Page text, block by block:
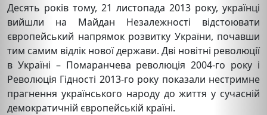
Десять років тому, 21 листопада 2013 року, українці
вийшли на Майдан Незалежності відстоювати
європейський напрямок розвитку України, почавши
тим самим відлік нової держави. Дві новітні революції
в Україні – Помаранчева революція 2004-го року і
Революція Гідності 2013-го року показали нестримне
прагнення українського народу до життя у сучасній
демократичній європейській країні.